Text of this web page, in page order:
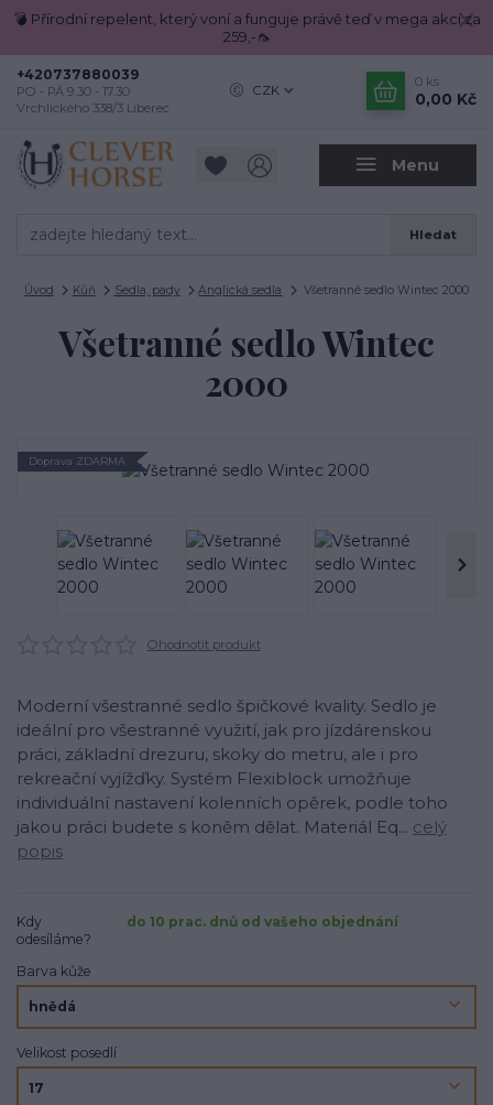
💣 Přírodní repelent, který voní a funguje právě teď v mega akci za
259,-🦟
Menu
CZK
Hledat
+420737880039
PO - PÁ 9.30 - 17.30
Vrchlického 338/3 Liberec
0 ks
0,00 Kč
Úvod Kůň Sedla, pady Anglická sedla Všetranné sedlo Wintec 2000
Všetranné sedlo Wintec
2000
Doprava ZDARMA
Ohodnotit produkt
Moderní všestranné sedlo špičkové kvality. Sedlo je
ideální pro všestranné využití, jak pro jízdárenskou
práci, základní drezuru, skoky do metru, ale i pro
rekreační vyjížďky. Systém Flexiblock umožňuje
individuální nastavení kolenních opěrek, podle toho
jakou práci budete s koněm dělat. Materiál Eq... celý
popis
Kdy
odesíláme?
do 10 prac. dnů od vašeho objednání
Barva kůže
Velikost posedlí